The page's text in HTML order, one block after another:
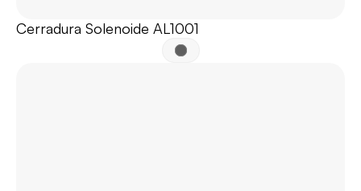
Cerradura Solenoide AL1001